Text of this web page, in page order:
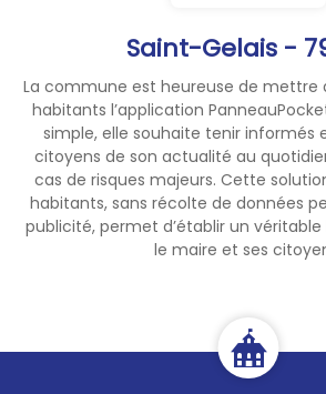
Saint-Gelais -
La commune est heureuse de mettre
habitants l’application
simple, elle souhaite tenir informés
citoyens de son actualité au
cas de risques majeurs. Cette
habitants, sans récolte de données
publicité, permet d’établir un
le maire et ses
• les usages
(consommation
animale, sanitaire…)
• les usages prioritaires
(santé, salubrité,
civile…)
• L’arrosage des
potagers uniquement de
site internet de la
http://www.deux-